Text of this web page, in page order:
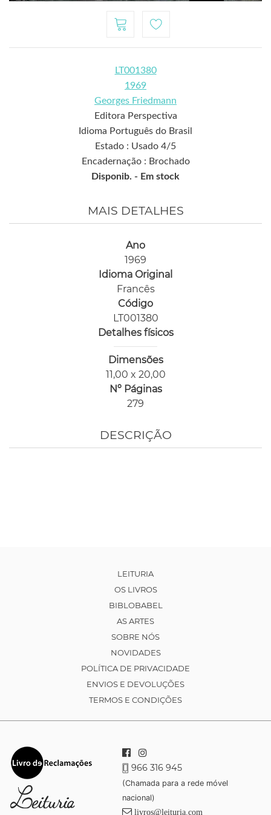
LT001380
1969
Georges Friedmann
Editora Perspectiva
Idioma Português do Brasil
Estado : Usado 4/5
Encadernação : Brochado
Disponib. - Em stock
MAIS DETALHES
Ano
1969
Idioma Original
Francês
Código
LT001380
Detalhes físicos
Dimensões
11,00 x 20,00
Nº Páginas
279
DESCRIÇÃO
LEITURIA
OS LIVROS
BIBLOBABEL
AS ARTES
SOBRE NÓS
NOVIDADES
POLÍTICA DE PRIVACIDADE
ENVIOS E DEVOLUÇÕES
TERMOS E CONDIÇÕES
966 316 945
(Chamada para a rede móvel
nacional)
livros@leituria.com